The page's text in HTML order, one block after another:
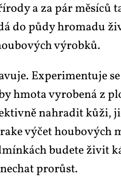
a za pár mě­sí­ců
do pů­dy hro­ma­du
vý­rob­ků.
Ex­pe­ri­men­tu­je
hmo­ta vy­ro­be­ná
na­hra­dit ků­ži,
vý­čet
bu­de­te ži­vit
pro­růst.